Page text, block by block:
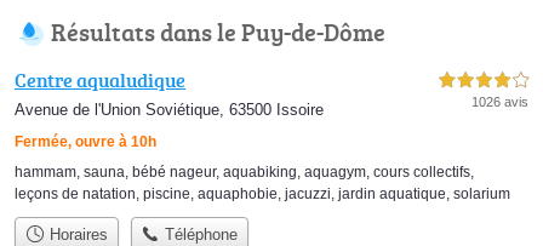
Résultats dans le Puy-de-Dôme
Centre aqualudique
Avenue de l'Union Soviétique, 63500 Issoire
Fermée, ouvre à 10h
4,0 étoiles sur 5
1026 avis
hammam, sauna, bébé nageur, aquabiking, aquagym, cours collectifs,
leçons de natation, piscine, aquaphobie, jacuzzi, jardin aquatique, solarium
Horaires Téléphone